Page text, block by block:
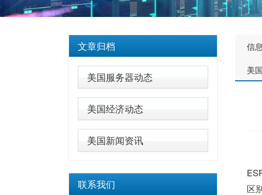
文章归档
美国服务器动态
美国经济动态
美国新闻资讯
联系我们
信
美
区